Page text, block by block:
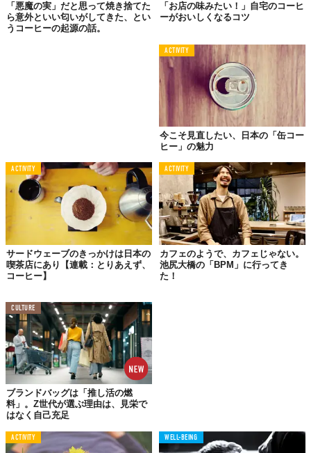
「迷惑」「うるさい」
「きもい」
ところが、そんな「カフェでパソコン」が普通であることにどっ
ぷり浸かっていると、これまた“逆カルチャーショック”という現
象が起こります。日本では「カフェでパソコンを開いていると“意
識高い”感じがする」らしいじゃないですか。
決して昔の話でもなく「カフェ パソコン」で検索してみたら、関
喫茶店 パソコン 迷惑
カフェ パソコン うるさい
カフェで仕事 迷惑
スタバ パソコン きもい
カフェ パソコン 何してる
「迷惑」「何してる」というネガティブワード祭りです…。日本
では、カフェで仕事や勉強をするという文化は栄えないんでしょ
うか。最近はコンセントなど環境が揃ったカフェも増えているよ
うに感じますが、やっぱりまだまだやりにくいのかなぁ、なんて
思ったり。
気にしすぎ？
「悪魔の実」だと思って焼き捨てた
ら意外といい匂いがしてきた、とい
うコーヒーの起源の話。
「お店の味みたい！」自宅のコーヒ
ーがおいしくなるコツ
ACTIVITY
今こそ見直したい、日本の「缶コー
ヒー」の魅力
ACTIVITY
サードウェーブのきっかけは日本の
喫茶店にあり【連載：とりあえず、
コーヒー】
ACTIVITY
カフェのようで、カフェじゃない。
池尻大橋の「BPM」に行ってき
た！
CULTURE
ブランドバッグは「推し活の燃
料」。Z世代が選ぶ理由は、見栄で
はなく自己充足
ACTIVITY WELL-BEING